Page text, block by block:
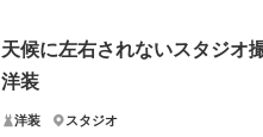
天候に左右されないスタジオ
洋装
洋装 スタジオ